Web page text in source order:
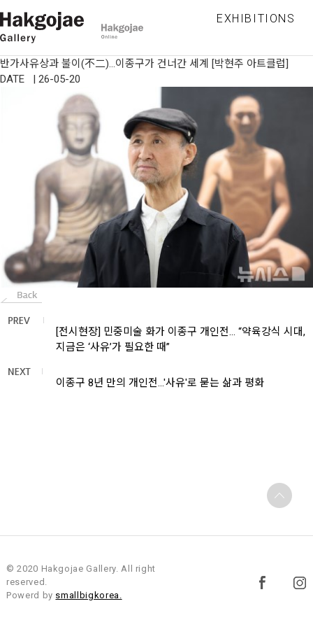
EXHIBITIONS
반가사유상과 불이(不二)…이종구가 건너간 세계 [박현주 아트클럽]
DATE | 26-05-20
[전시현장] 민중미술 화가 이종구 개인전… “약육강식 시대,
지금은 ‘사유’가 필요한 때”
이종구 8년 만의 개인전...'사유'로 묻는 삶과 평화
© 2020 Hakgojae Gallery. All right
reserved.
Powerd by smallbigkorea.